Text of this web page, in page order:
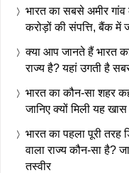
भारत का सबसे अमीर
करोड़ों की संपत्ति, बैंक में
क्या आप जानते हैं भारत
राज्य है? यहां उगती है
भारत का कौन-सा शहर
जानिए क्यों मिली यह
भारत का पहला पूरी तरह
वाला राज्य कौन-सा है?
तस्वीर